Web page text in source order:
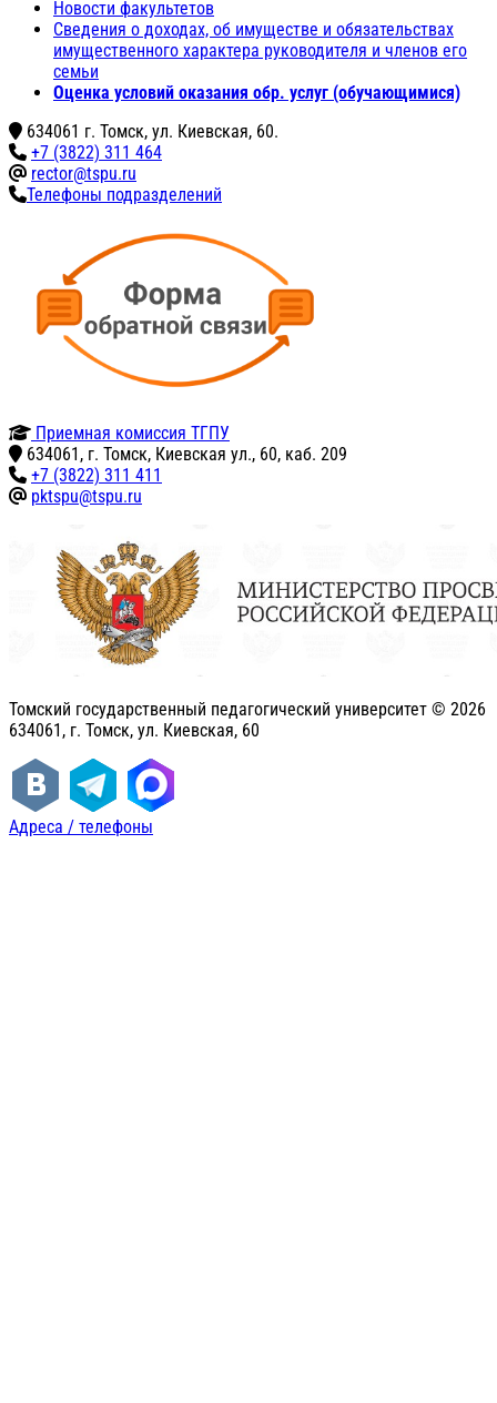
Новости факультетов
Сведения о доходах, об имуществе и обязательствах
имущественного характера руководителя и членов его
семьи
Оценка условий оказания обр. услуг (обучающимися)
634061 г. Томск, ул. Киевская, 60.
+7 (3822) 311 464
rector@tspu.ru
Телефоны подразделений
Приемная комиссия ТГПУ
634061, г. Томск, Киевская ул., 60, каб. 209
+7 (3822) 311 411
pktspu@tspu.ru
Томский государственный педагогический университет © 2026
634061, г. Томск, ул. Киевская, 60
Адреса / телефоны